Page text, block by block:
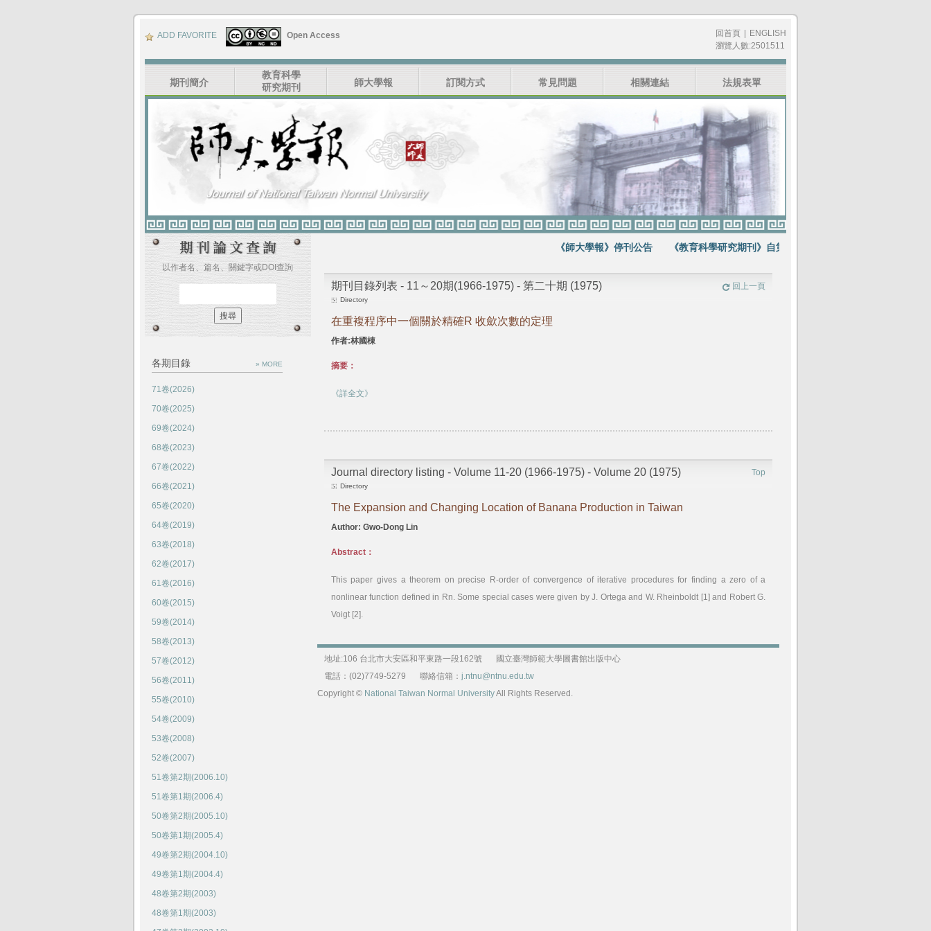
ADD FAVORITE Open Access 回首頁
ENGLISH
瀏覽人數:2501511
期刊簡介
教育科學
研究期刊
師大學報 訂閱方式 常見問題 相關連結 法規表單
以作者名、篇名、關鍵字或DOI查詢
各期目錄 » MORE
71卷(2026)
70卷(2025)
69卷(2024)
68卷(2023)
67卷(2022)
66卷(2021)
65卷(2020)
64卷(2019)
63卷(2018)
62卷(2017)
61卷(2016)
60卷(2015)
59卷(2014)
58卷(2013)
57卷(2012)
56卷(2011)
55卷(2010)
54卷(2009)
53卷(2008)
52卷(2007)
51卷第2期(2006.10)
51卷第1期(2006.4)
50卷第2期(2005.10)
50卷第1期(2005.4)
49卷第2期(2004.10)
49卷第1期(2004.4)
48卷第2期(2003)
48卷第1期(2003)
《師大學報》停刊公告 《教育科學研究期刊》自第64卷第1期起不再出版紙本期刊
期刊目錄列表 - 11～20期(1966-1975) - 第二十期 (1975)
Directory
回上一頁
在重複程序中一個關於精確R 收歛次數的定理
作者:林國棟
摘要：
《詳全文》
Journal directory listing - Volume 11-20 (1966-1975) - Volume 20 (1975)
Directory
Top
The Expansion and Changing Location of Banana Production in Taiwan
Author: Gwo-Dong Lin
Abstract：
This paper gives a theorem on precise R-order of convergence of iterative procedures for finding a zero of a
nonlinear function defined in Rn. Some special cases were given by J. Ortega and W. Rheinboldt [1] and Robert G.
Voigt [2].
地址:106 台北市大安區和平東路一段162號
國立臺灣師範大學圖書館出版中心
電話：(02)7749-5279
聯絡信箱： j.ntnu@ntnu.edu.tw
Copyright © National Taiwan Normal UniversityAll Rights Reserved.